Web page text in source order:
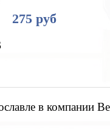
275 руб
в компании